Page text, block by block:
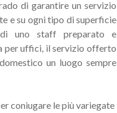
di garantire un servizio
e su ogni tipo di superficie
di uno staff preparato e
per uffici, il servizio offerto
un luogo sempre
coniugare le più variegate